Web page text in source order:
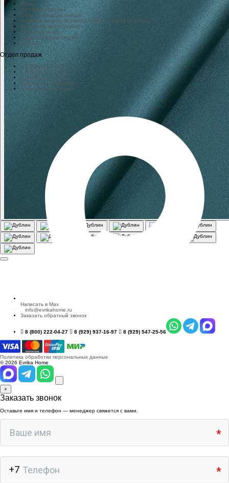
О нас
Доставка и оплата
Обмен и возврат товара
Правила оплаты, возврата товара, отказа от услуги
Рассрочка без переплат
Пошив на заказ
Заказ образцов тканей
Статьи
Отдел продаж
8 (800) 222-04-27
8 (929) 937-16-97
8 (929) 547-25-56
Написать в Whatsapp
Написать в Telegram
Написать в Max
info@evrikahome.ru
Заказать обратный звонок
8 (800) 222-04-27 8 (929) 937-16-97 8 (929) 547-25-56
Политика обработки персональных данных
© 2026 Evrika Home
×
Заказать звонок
Оставьте имя и телефон — менеджер свяжется с вами.